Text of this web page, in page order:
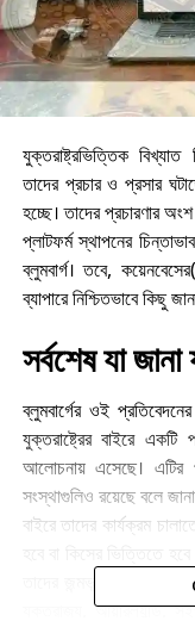
যুক্তরাষ্ট্রভিত্তিক
তাদের প্রচার ও প্রসার
হচ্ছে। তাদের প্রচারণার অংশ
প্লাটফর্ম স্থাপনের
ব্লুমবার্গ। তবে,
ব্যাপারে নিশ্চিতভাবে কিছু
সর্বশেষ যা জানা
ব্লুমবার্গের ওই
যুক্তরাষ্ট্রের বাইরে একটি
আলোচনায় এসেছে। এটির
সংস্থাগুলিও রয়েছে বলে
বাইরে তাদের কার্যক্রম
তাদের জন্মভূমি মার্কিন
যুক্তরাজ্য, আয়ারল্যান্ড,